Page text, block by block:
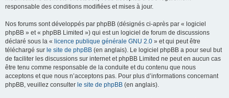
responsable des conditions modifiées et mises à jour.
Nos forums sont développés par phpBB (désignés ci-après par « logiciel
phpBB » et « phpBB Limited ») qui est un logiciel de forum de discussions
déclaré sous la « licence publique générale GNU 2.0 » et qui peut être
téléchargé sur le site de phpBB (en anglais). Le logiciel phpBB a pour seul but
de faciliter les discussions sur internet et phpBB Limited ne peut en aucun cas
être tenu comme responsable de la conduite et du contenu que nous
acceptons et que nous n’acceptons pas. Pour plus d’informations concernant
phpBB, veuillez consulter le site de phpBB (en anglais).